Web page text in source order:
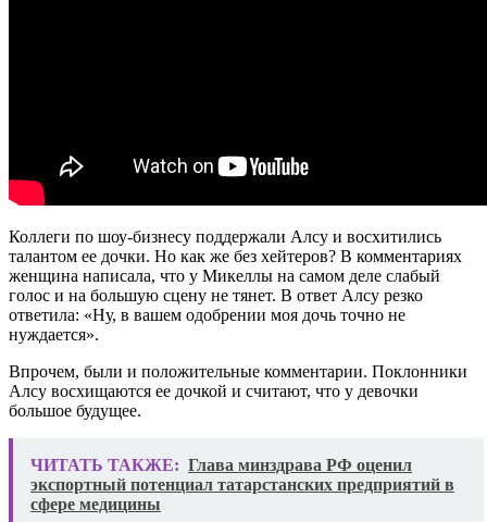
Коллеги по шоу-бизнесу поддержали Алсу и восхитились
талантом ее дочки. Но как же без хейтеров? В комментариях
женщина написала, что у Микеллы на самом деле слабый
голос и на большую сцену не тянет. В ответ Алсу резко
ответила: «Ну, в вашем одобрении моя дочь точно не
нуждается».
Впрочем, были и положительные комментарии. Поклонники
Алсу восхищаются ее дочкой и считают, что у девочки
большое будущее.
ЧИТАТЬ ТАКЖЕ: Глава минздрава РФ оценил
экспортный потенциал татарстанских предприятий в
сфере медицины